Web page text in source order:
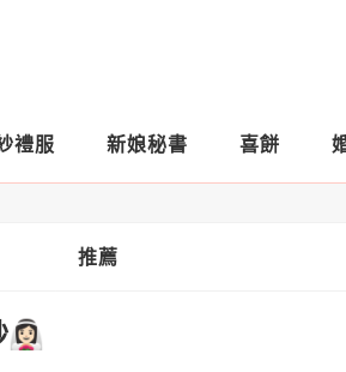
禮服 新娘秘書 喜餅
推薦